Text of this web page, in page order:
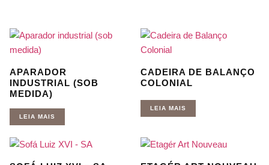
APARADOR
INDUSTRIAL (SOB
MEDIDA)
LEIA MAIS
CADEIRA DE BALANÇO
COLONIAL
LEIA MAIS